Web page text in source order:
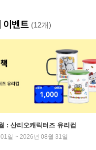
이벤트 (12개)
: 산리오캐릭터즈 유리컵
일 ~ 2026년 08월 31일